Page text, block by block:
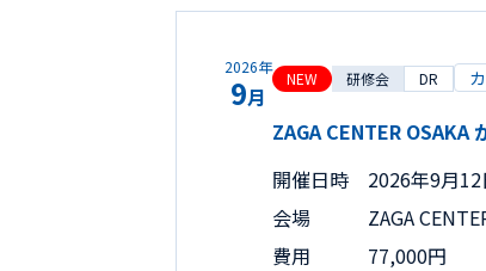
2026年
9月
NEW 研修会 DR
ZAGA CENTER
開催日時
2026年9月
会場
ZAGA
費用
77,000円